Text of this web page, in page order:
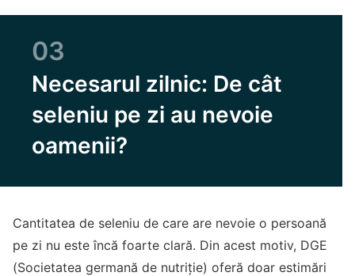
03
Necesarul zilnic: De cât
seleniu pe zi au nevoie
oamenii?
Cantitatea de seleniu de care are nevoie o persoană
pe zi nu este încă foarte clară. Din acest motiv, DGE
(Societatea germană de nutriție) oferă doar estimări